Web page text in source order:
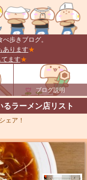
歩きブログ。
あります★
ます★
ブログ説明
ラーメン店リスト
ェア！